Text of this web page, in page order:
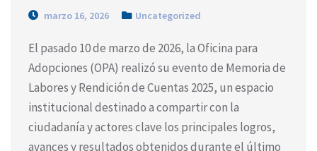
marzo 16, 2026 Uncategorized
El pasado 10 de marzo de 2026, la Oficina para
Adopciones (OPA) realizó su evento de Memoria de
Labores y Rendición de Cuentas 2025, un espacio
institucional destinado a compartir con la
ciudadanía y actores clave los principales logros,
avances y resultados obtenidos durante el último